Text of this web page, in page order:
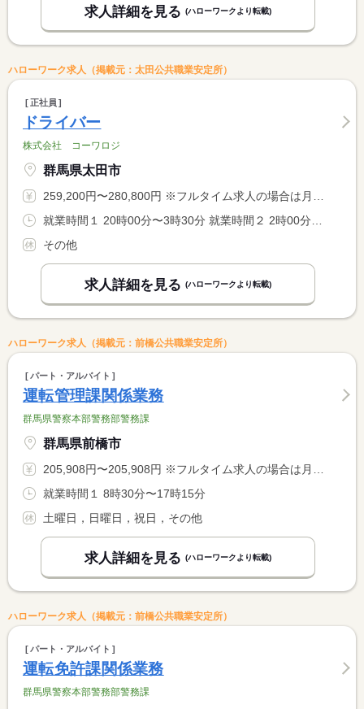
求人詳細を見る (ハローワークより転載)
ハローワーク求人（掲載元：太田公共職業安定所）
正社員
ドライバー
株式会社 コーワロジ
群馬県太田市
259,200円〜280,800円 ※フルタイム求人の場合は月額（換算額）、パート求人の場合は時間額を表示しています。
その他
求人詳細を見る (ハローワークより転載)
ハローワーク求人（掲載元：前橋公共職業安定所）
パート・アルバイト
運転管理課関係業務
群馬県警察本部警務部警務課
群馬県前橋市
205,908円〜205,908円 ※フルタイム求人の場合は月額（換算額）、パート求人の場合は時間額を表示しています。
就業時間１ 8時30分〜17時15分
土曜日，日曜日，祝日，その他
求人詳細を見る (ハローワークより転載)
ハローワーク求人（掲載元：前橋公共職業安定所）
パート・アルバイト
運転免許課関係業務
群馬県警察本部警務部警務課